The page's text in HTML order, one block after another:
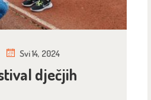
Svi 14, 2024
dječjih